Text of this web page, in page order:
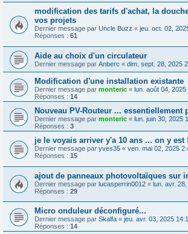
modification des tarifs d'achat, la
vos projets
Dernier message par Uncle Buzz « jeu. oct. 02,
Réponses : 61
Aide au choix d'un circulateur
Dernier message par Anberc « dim. sept. 28, 2025
Modification d'une installation existante
Dernier message par monteric « lun. août 04, 2025
Réponses : 14
Nouveau PV-Routeur ... essentiellement
Dernier message par monteric « lun. juin 30, 2025
Réponses : 3
je le voyais arriver y'a 10 ans ... on y est
Dernier message par yves35 « ven. mai 02, 2025
Réponses : 15
ajout de panneaux photovoltaïques sur
Dernier message par lucasperrin0012 « lun. avr.
Réponses : 29
Micro onduleur déconfiguré...
Dernier message par Skalfa « jeu. avr. 03, 2025
Réponses : 14